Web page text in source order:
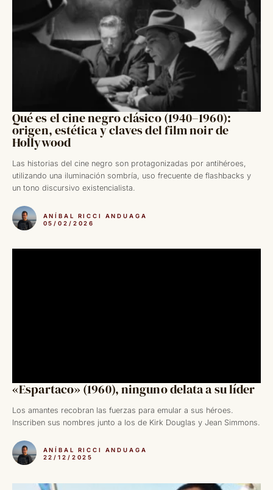
Qué es el cine negro clásico (1940–1960):
origen, estética y claves del film noir de
Hollywood
Las historias del cine negro son protagonizadas por antihéroes,
utilizando una iluminación sombría, uso frecuente de flashbacks y
un tono discursivo existencialista.
ANÍBAL RICCI ANDUAGA
05/02/2026
«Espartaco» (1960), ninguno delata a su líder
Los amantes recobran las fuerzas para emular a sus héroes.
Inscriben sus nombres junto a los de Kirk Douglas y Jean Simmons.
ANÍBAL RICCI ANDUAGA
22/12/2025